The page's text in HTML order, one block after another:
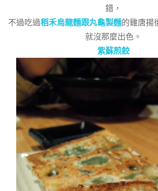
錯，
不過吃過稻禾烏龍麵跟丸龜製麵的雞唐揚
就沒那麼出色。
紫蘇煎餃